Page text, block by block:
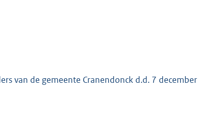
van de gemeente Cranendonck d.d. 7 december